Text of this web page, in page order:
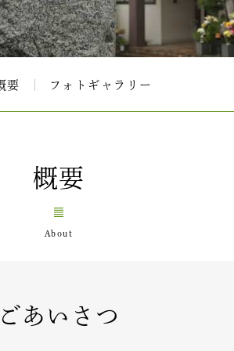
要 フォトギャラリー
概要
ごあいさつ